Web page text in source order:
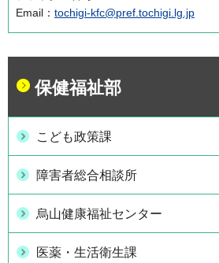
Email： tochigi-kfc@pref.tochigi.lg.jp
保健福祉部
こども政策課
障害者総合相談所
烏山健康福祉センター
医薬・生活衛生課